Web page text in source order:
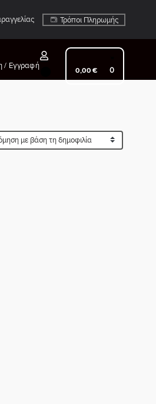
Τρόποι Πληρωμής
/ Εγγραφή
0,00€ 0